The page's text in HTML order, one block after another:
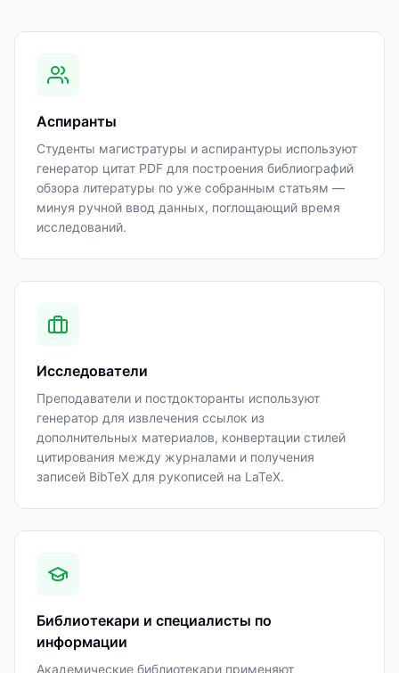
Аспиранты
Студенты магистратуры и аспирантуры используют
генератор цитат PDF для построения библиографий
обзора литературы по уже собранным статьям —
минуя ручной ввод данных, поглощающий время
исследований.
Исследователи
Преподаватели и постдокторанты используют
генератор для извлечения ссылок из
дополнительных материалов, конвертации стилей
цитирования между журналами и получения
записей BibTeX для рукописей на LaTeX.
Библиотекари и специалисты по
информации
Академические библиотекари применяют